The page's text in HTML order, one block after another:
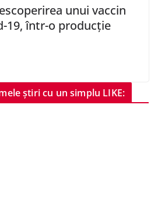
unui vaccin
19, într-o producţie
știri cu un simplu LIKE: